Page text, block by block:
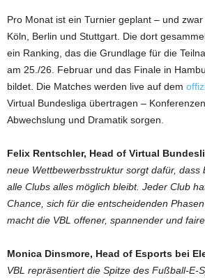
Pro Monat ist ein Turnier geplant – und
Köln, Berlin und Stuttgart. Die dort
ein Ranking, das die Grundlage für die
am 25./26. Februar und das Finale in
bildet. Die Matches werden live auf dem
Virtual Bundesliga übertragen –
Abwechslung und Dramatik sorgen.
Felix Rentschler, Head of Virtual
neue Wettbewerbsstruktur sorgt dafür, dass
alle Clubs alles möglich bleibt. Jeder Club
Chance, sich für die entscheidenden
macht die VBL offener, spannender und
Monica Dinsmore, Head of Esports bei
VBL repräsentiert die Spitze des Fußball-E-